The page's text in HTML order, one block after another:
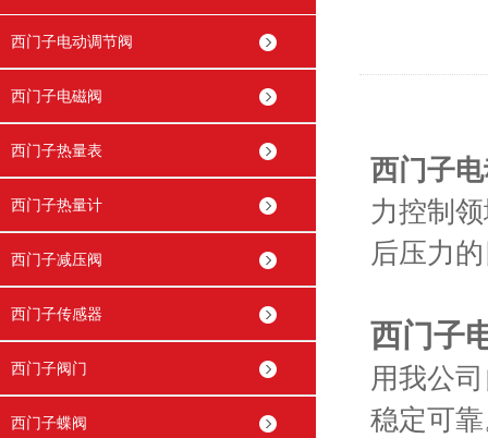
西门子电动调节阀
西门子电磁阀
西门子热量表
西门子热量计
西门子减压阀
西门子传感器
西门子阀门
西门子蝶阀
西门子
力控制
后压力
西门子
用我公
稳定可